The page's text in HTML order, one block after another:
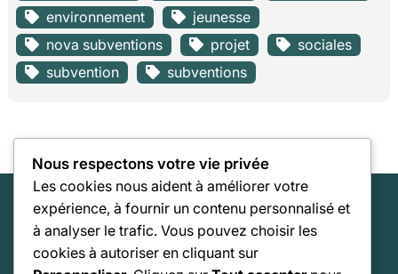
environnement
jeunesse
nova subventions
projet
sociales
subvention
subventions
Nova Subventions
Entreprise d'accompagnement stratégique
Nous respectons votre vie privée
Les cookies nous aident à améliorer votre
expérience, à fournir un contenu personnalisé et
à analyser le trafic. Vous pouvez choisir les
cookies à autoriser en cliquant sur